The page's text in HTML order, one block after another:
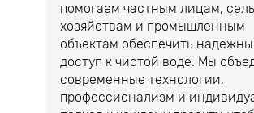
помогаем частным лицам,
хозяйствам и промышленным
объектам обеспечить
доступ к чистой воде. Мы
современные технологии,
профессионализм и